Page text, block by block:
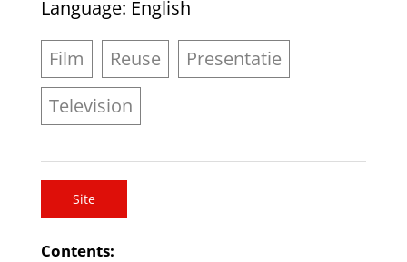
Language: English
Film Reuse
Presentatie
Television
Site
Contents: